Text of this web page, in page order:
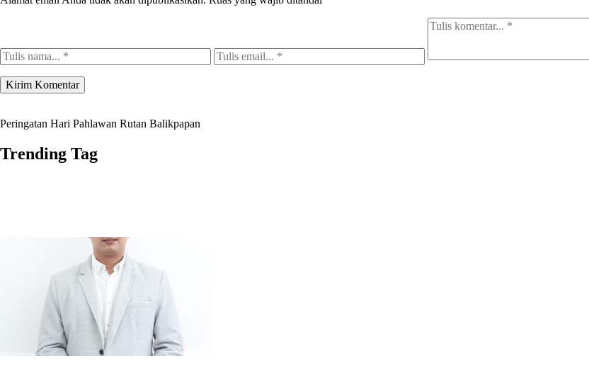
Peringatan Hari Pahlawan Rutan Balikpapan
Trending Tag